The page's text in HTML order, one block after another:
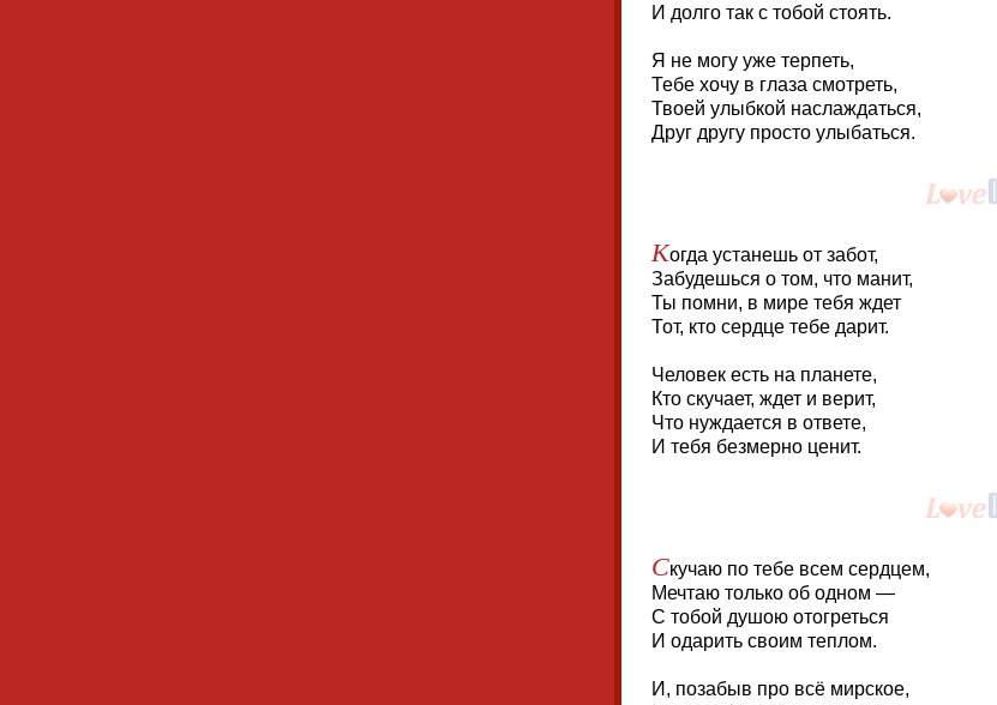
И долго так с тобой стоять.
Я не могу уже терпеть,
Тебе хочу в глаза смотреть,
Твоей улыбкой наслаждаться,
Друг другу просто улыбаться.
Когда устанешь от забот,
Забудешься о том, что манит,
Ты помни, в мире тебя ждет
Тот, кто сердце тебе дарит.
Человек есть на планете,
Кто скучает, ждет и верит,
Что нуждается в ответе,
И тебя безмерно ценит.
Скучаю по тебе всем сердцем,
Мечтаю только об одном —
С тобой душою отогреться
И одарить своим теплом.
И, позабыв про всё мирское,